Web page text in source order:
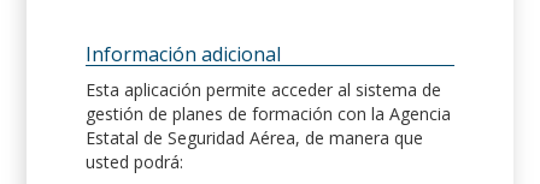
Información adicional
Esta aplicación permite acceder al sistema de
gestión de planes de formación con la Agencia
Estatal de Seguridad Aérea, de manera que
usted podrá: